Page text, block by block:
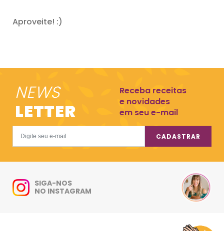
Aproveite! :)
NEWS
LETTER
Receba receitas
e novidades
em seu e-mail
CADASTRAR
SIGA-NOS
NO INSTAGRAM